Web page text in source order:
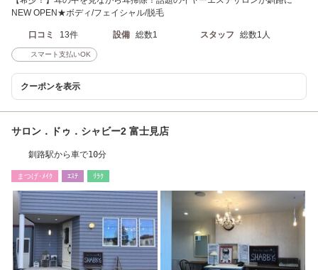
NEW OPEN★ボディ/フェイシャル/脱毛
口コミ 13件 設備 総数1 スタッフ 総数1人
スマート支払いOK
クーポンを表示
サロン．ドゥ．シャビー2 富士見店
釧路駅から車で10分
まつげ･ﾒｲｸ ｴｽﾃ ﾘﾗｸ